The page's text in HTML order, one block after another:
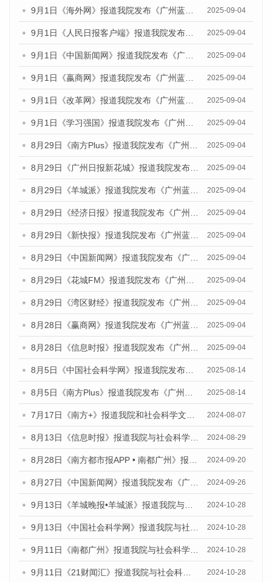
2025-09-04
2025-09-04
2025-09-04
2025-09-04
2025-09-04
2025-09-04
2025-09-04
2025-09-04
2025-09-04
2025-09-04
2025-09-04
2025-09-04
2025-09-04
2025-09-04
2025-09-04
2025-09-04
2025-08-14
2025-08-14
2024-08-07
2024-08-29
2024-09-20
2024-09-26
2024-10-28
2024-10-28
2024-10-28
2024-10-28